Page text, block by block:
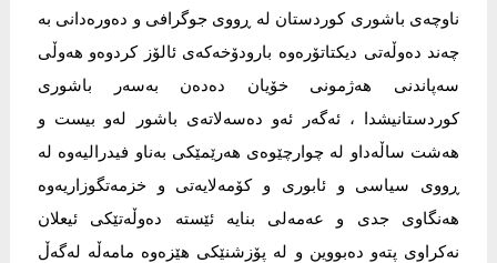
ناوچەی باشوری كوردستان لە ڕووی جوگرافی و دەورەدانی بە
چەند دەوڵەتی دیكتاتۆرەوە بارودۆخەكەی ئالۆز كردوەو هەوڵی
سەپاندنی هەژمونی خۆیان دەدەن بەسەر باشوری
كوردستانیشدا ، ئەگەر ئەو دەسەلاتەی باشور لەو بیست و
هەشت ساڵەداو لە چوارچێوەی هەرێمێكی بەناو فیدرالیەوە لە
ڕووی سیاسی و ئابوری و كۆمەلایەتی و خزمەتگوزاریەوە
هەنگاوی جدی و عەمەلی بنایە ئێستە دەوڵەتێكی ئیعلان
نەكراوی پتەو دەبووین و لە پۆزشنێكی هێزەوە مامەڵە لەگەڵ